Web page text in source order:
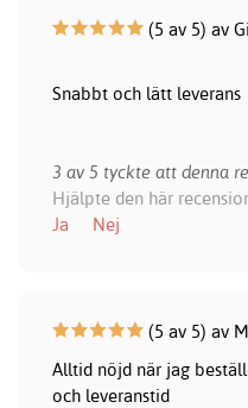
(5 av 5) av
Snabbt och lätt leverans
3 av 5 tyckte att denna
Hjälpte den här
Ja
Nej
(5 av 5) av
Alltid nöjd när jag
och leveranstid